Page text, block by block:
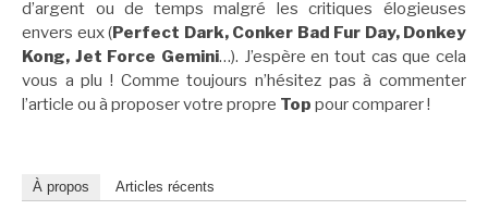
d’argent ou de temps malgré les critiques élogieuses
envers eux (Perfect Dark, Conker Bad Fur Day, Donkey
Kong, Jet Force Gemini…). J’espère en tout cas que cela
vous a plu ! Comme toujours n’hésitez pas à commenter
l’article ou à proposer votre propre Top pour comparer !
À propos Articles récents